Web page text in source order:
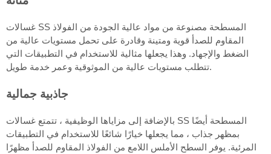
غسالات SS المسطحة مصنوعة من مواد عالية الجودة من الفولاذ
المقاوم للصدأ قوية ومتينة وقادرة على تحمل مستويات عالية من
الضغط والإجهاد. وهذا يجعلها مثالية للاستخدام في التطبيقات التي
تتطلب مستويات عالية من الموثوقية وعمر خدمة طويل.
جاذبية جمالية
بالإضافة إلى مزاياها الوظيفية ، تتمتع غسالات SS المسطحة أيضًا
بمظهر جذاب ، مما يجعلها خيارًا شائعًا للاستخدام في التطبيقات
المرئية. يوفر السطح الأملس اللامع من الفولاذ المقاوم للصدأ مظهرًا